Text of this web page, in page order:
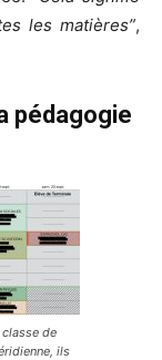
les matières”,
pédagogie
classe de
ils